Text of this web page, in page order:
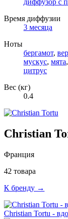
диффузор с
Время диффузии
3 месяца
Ноты
бергамот,
мускус, мята,
цитрус
Вес (кг)
0.4
Christian
Франция
42 товара
К бренду →
Christian Tortu -